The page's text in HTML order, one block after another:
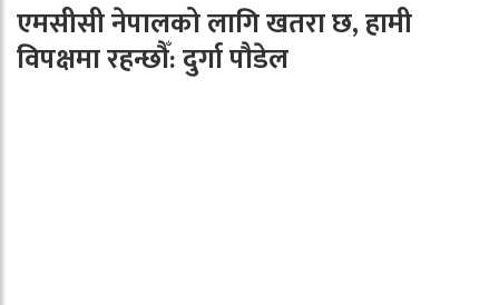
एमसीसी नेपालको लागि खतरा छ, हामी
विपक्षमा रहन्छौँ: दुर्गा पौडेल